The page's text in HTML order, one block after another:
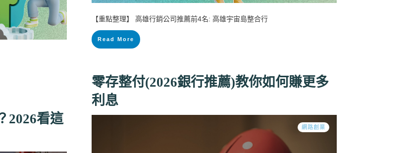
【重點整理】 高雄行銷公司推薦前4名: 高雄宇宙島整合行
Read More
零存整付(2026銀行推薦)教你如何賺更多
利息
網路創業
2026看這